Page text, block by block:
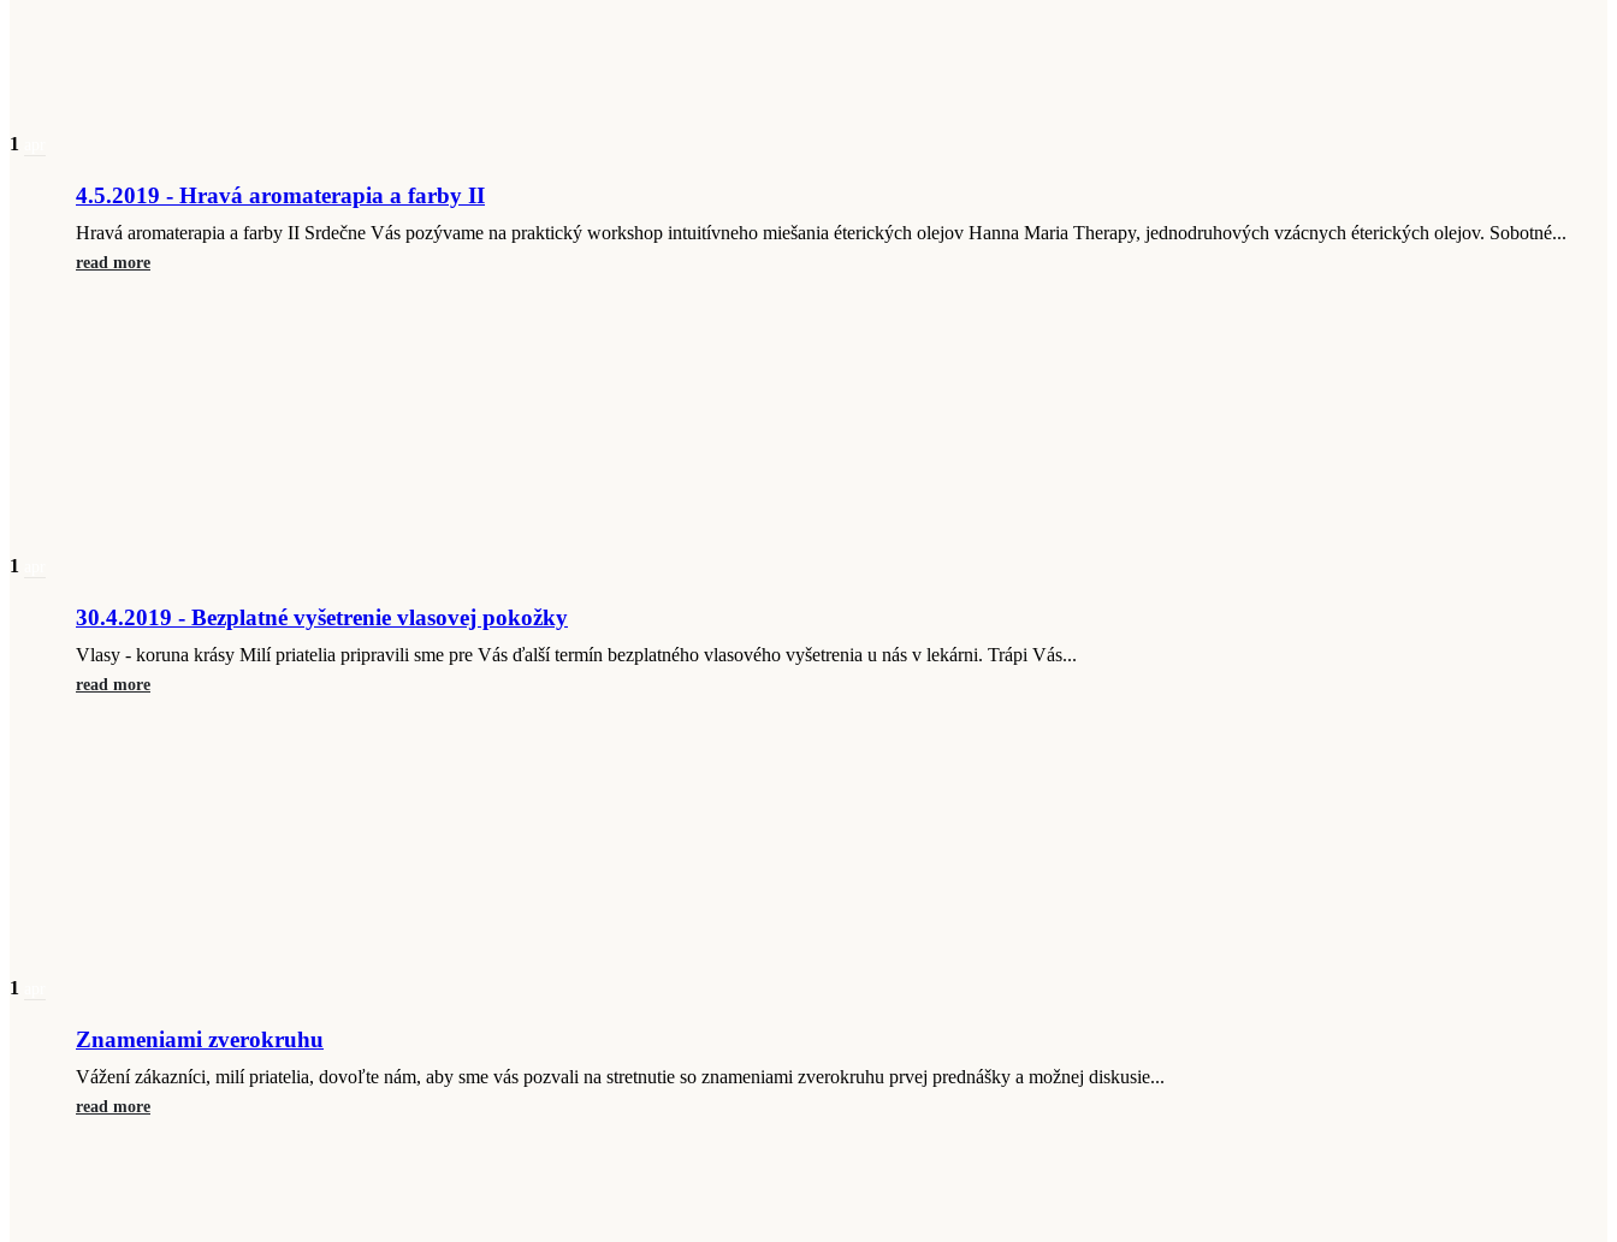
1
4.5.2019 - Hravá aromaterapia a farby II
Hravá aromaterapia a farby II Srdečne Vás pozývame na praktický workshop intuitívneho miešania éterických olejov Hanna Maria Therapy, jednodruhových vzácnych éterických olejov. Sobotné...
read more
1
30.4.2019 - Bezplatné vyšetrenie vlasovej pokožky
Vlasy - koruna krásy Milí priatelia pripravili sme pre Vás ďalší termín bezplatného vlasového vyšetrenia u nás v lekárni. Trápi Vás...
read more
1
Znameniami zverokruhu
Vážení zákazníci, milí priatelia, dovoľte nám, aby sme vás pozvali na stretnutie so znameniami zverokruhu prvej prednášky a možnej diskusie...
read more